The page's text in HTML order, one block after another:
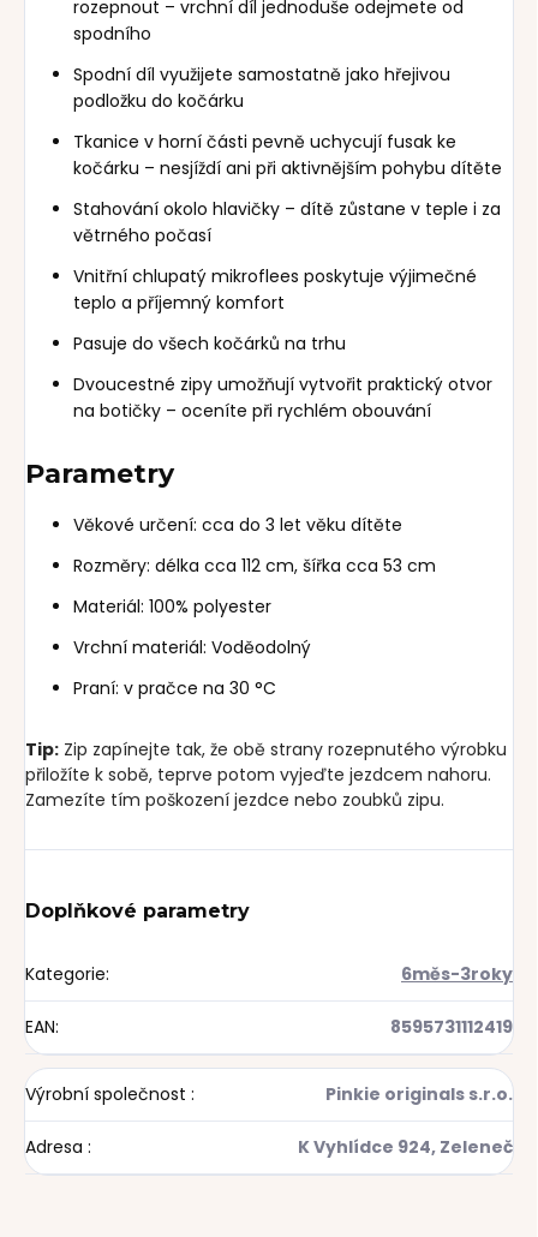
rozepnout – vrchní díl jednoduše odejmete od
spodního
Spodní díl využijete samostatně jako hřejivou
podložku do kočárku
Tkanice v horní části pevně uchycují fusak ke
kočárku – nesjíždí ani při aktivnějším pohybu dítěte
Stahování okolo hlavičky – dítě zůstane v teple i za
větrného počasí
Vnitřní chlupatý mikroflees poskytuje výjimečné
teplo a příjemný komfort
Pasuje do všech kočárků na trhu
Dvoucestné zipy umožňují vytvořit praktický otvor
na botičky – oceníte při rychlém obouvání
Parametry
Věkové určení: cca do 3 let věku dítěte
Rozměry: délka cca 112 cm, šířka cca 53 cm
Materiál: 100% polyester
Vrchní materiál: Voděodolný
Praní: v pračce na 30 °C
Tip: Zip zapínejte tak, že obě strany rozepnutého výrobku
přiložíte k sobě, teprve potom vyjeďte jezdcem nahoru.
Zamezíte tím poškození jezdce nebo zoubků zipu.
Doplňkové parametry
Kategorie: 6měs-3roky
EAN: 8595731112419
Výrobní společnost : Pinkie originals s.r.o.
Adresa : K Vyhlídce 924, Zeleneč